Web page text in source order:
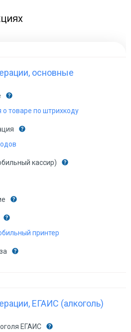
основные
товаре по штрихкоду
кассир)
принтер
ЕГАИС (алкоголь)
ЕГАИС